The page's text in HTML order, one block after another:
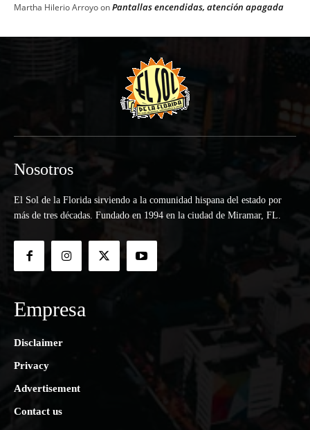
Martha Hilerio ArroyoonPantallas encendidas, atención apagada
Nosotros
El Sol de la Florida sirviendo a la comunidad hispana del estado por
más de tres décadas. Fundado en 1994 en la ciudad de Miramar, FL.
Empresa
Disclaimer
Privacy
Advertisement
Contact us